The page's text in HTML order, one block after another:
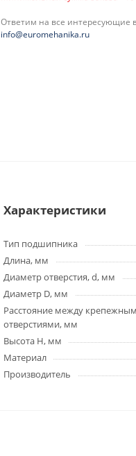
Ответим на все интересующие
info@euromehanika.ru
Характеристики
Тип подшипника
Длина, мм
Диаметр отверстия, d, мм
Диаметр D, мм
Расстояние между
отверстиями, мм
Высота H, мм
Материал
Производитель